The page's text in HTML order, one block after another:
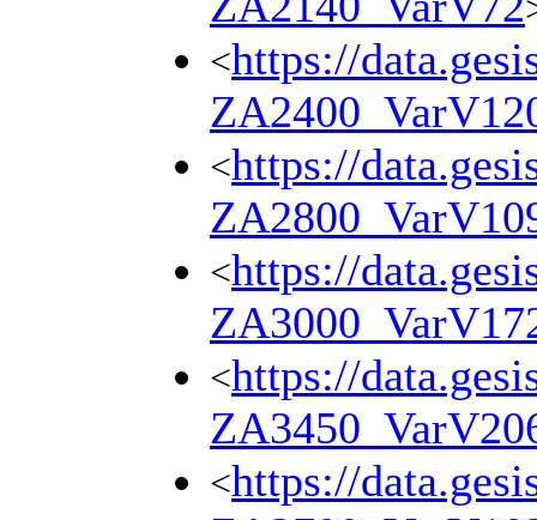
<https://
<https://
<https://
<https://
<https://